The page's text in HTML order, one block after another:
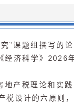
”课题组撰写的
经济科学》2026
产税理论和实
税设计的六原则